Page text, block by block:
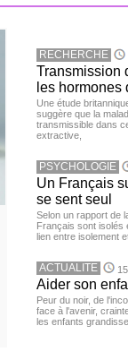
RECHERCHE
Transmission
les hormones
Une étude
suggère que la
transmissible dans
extractive,
PSYCHOLOGIE
Un Français
se sent seul
Selon un rapport de
Français sont isolés
lien entre isolement
ACTUALITE
Aider son
Peur du noir, de
face à l'avenir,
les enfants